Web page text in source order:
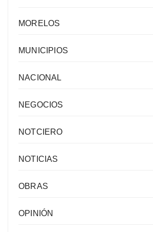
MORELOS
MUNICIPIOS
NACIONAL
NEGOCIOS
NOTCIERO
NOTICIAS
OBRAS
OPINIÓN